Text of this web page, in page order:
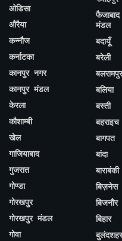
ओडिसा
औरैया
कन्नौज
कर्नाटका
कानपुर नगर
कानपुर मंडल
केरला
कौशाम्बी
खेल
गाजियाबाद
गुजरात
गोण्डा
गोरखपुर
गोरखपुर मंडल
गोवा
मंडल
बदायूँ
बरेली
बलरामपुर
बलिया
बस्ती
बहराइच
बागपत
बांदा
बाराबंकी
बिज़नेस
बिजनौर
बिहार
बुलंदशहर